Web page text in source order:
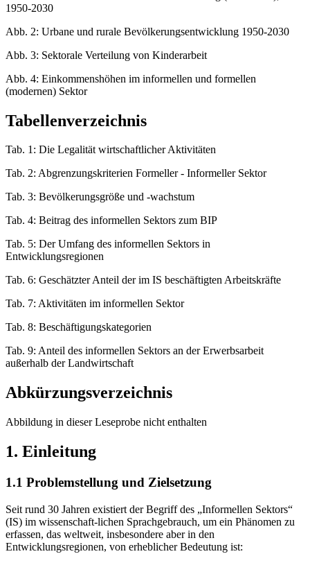
1950-2030
Abb. 2: Urbane und rurale Bevölkerungsentwicklung 1950-2030
Abb. 3: Sektorale Verteilung von Kinderarbeit
Abb. 4: Einkommenshöhen im informellen und formellen
(modernen) Sektor
Tabellenverzeichnis
Tab. 1: Die Legalität wirtschaftlicher Aktivitäten
Tab. 2: Abgrenzungskriterien Formeller - Informeller Sektor
Tab. 3: Bevölkerungsgröße und -wachstum
Tab. 4: Beitrag des informellen Sektors zum BIP
Tab. 5: Der Umfang des informellen Sektors in
Entwicklungsregionen
Tab. 6: Geschätzter Anteil der im IS beschäftigten Arbeitskräfte
Tab. 7: Aktivitäten im informellen Sektor
Tab. 8: Beschäftigungskategorien
Tab. 9: Anteil des informellen Sektors an der Erwerbsarbeit
außerhalb der Landwirtschaft
Abkürzungsverzeichnis
Abbildung in dieser Leseprobe nicht enthalten
1. Einleitung
1.1 Problemstellung und Zielsetzung
Seit rund 30 Jahren existiert der Begriff des „Informellen Sektors“
(IS) im wissenschaft-lichen Sprachgebrauch, um ein Phänomen zu
erfassen, das weltweit, insbesondere aber in den
Entwicklungsregionen, von erheblicher Bedeutung ist: